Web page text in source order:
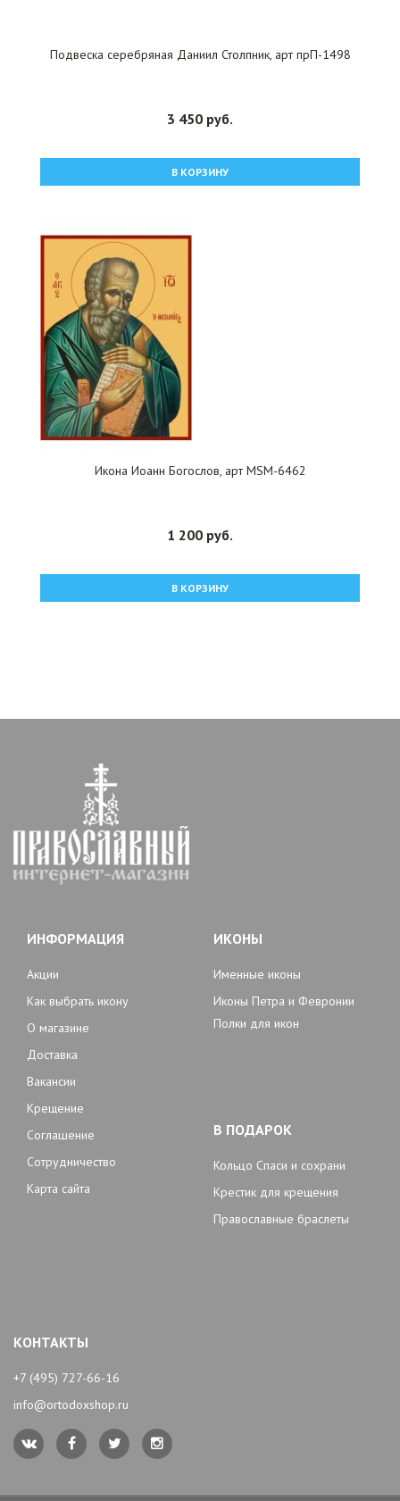
Подвеска серебряная Даниил Столпник, арт прП-1498
3 450 руб.
В КОРЗИНУ
Икона Иоанн Богослов, арт MSM-6462
1 200 руб.
В КОРЗИНУ
ИНФОРМАЦИЯ
Акции
Как выбрать икону
О магазине
Доставка
Вакансии
Крещение
Соглашение
Сотрудничество
Карта сайта
ИКОНЫ
Именные иконы
Иконы Петра и Февронии
Полки для икон
В ПОДАРОК
Кольцо Спаси и сохрани
Крестик для крещения
Православные браслеты
КОНТАКТЫ
+7 (495) 727-66-16
info@ortodoxshop.ru